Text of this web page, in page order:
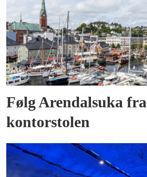
Følg Arendalsuka fra
kontorstolen